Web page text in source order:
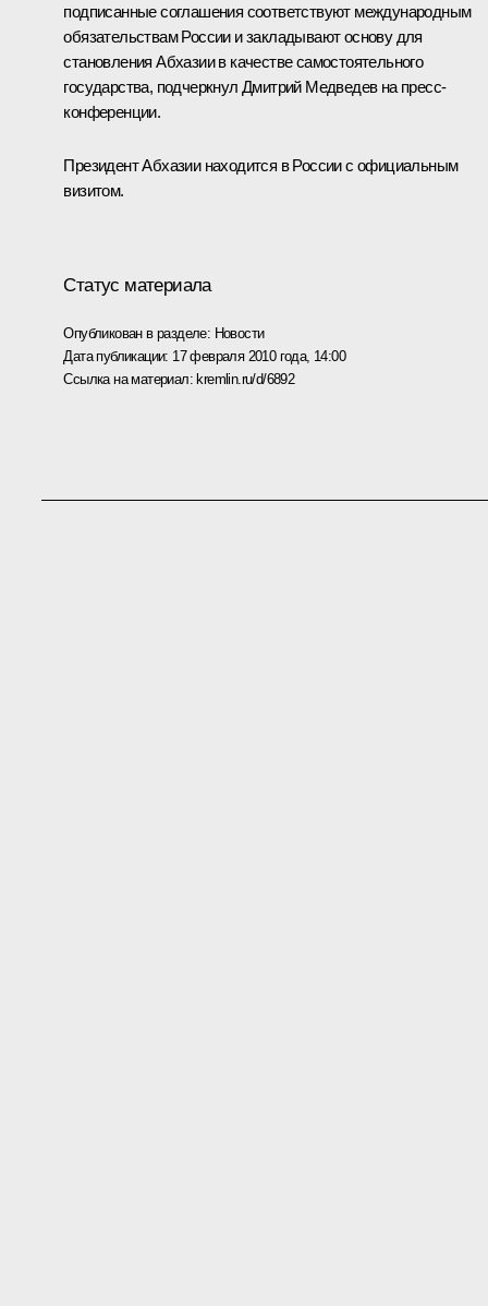
подписанные соглашения соответствуют международным
обязательствам России и закладывают основу для
становления Абхазии в качестве самостоятельного
государства, подчеркнул Дмитрий Медведев на пресс-
конференции.
Президент Абхазии находится в России с официальным
визитом.
Статус материала
Опубликован в разделе: Новости
Дата публикации: 17 февраля 2010 года, 14:00
Ссылка на материал: kremlin.ru/d/6892